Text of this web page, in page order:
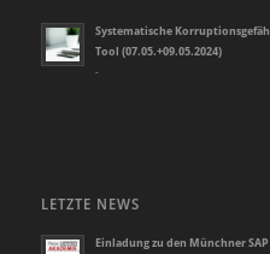
Systematische
Tool (07.05.+09.05.2024)
-
LETZTE NEWS
Einladung zu den Münchner SAP